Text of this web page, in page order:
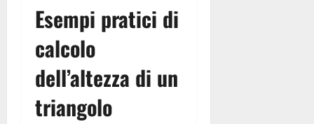
Esempi pratici di
calcolo
dell’altezza di un
triangolo